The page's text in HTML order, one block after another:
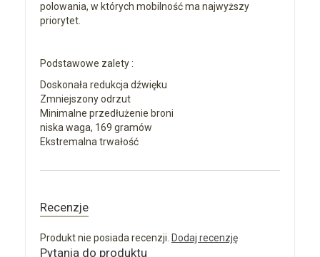
polowania, w których mobilność ma najwyższy
priorytet.
Podstawowe zalety :
Doskonała redukcja dźwięku
Zmniejszony odrzut
Minimalne przedłużenie broni
niska waga, 169 gramów
Ekstremalna trwałość
Recenzje
Produkt nie posiada recenzji. Dodaj recenzję
Pytania do produktu